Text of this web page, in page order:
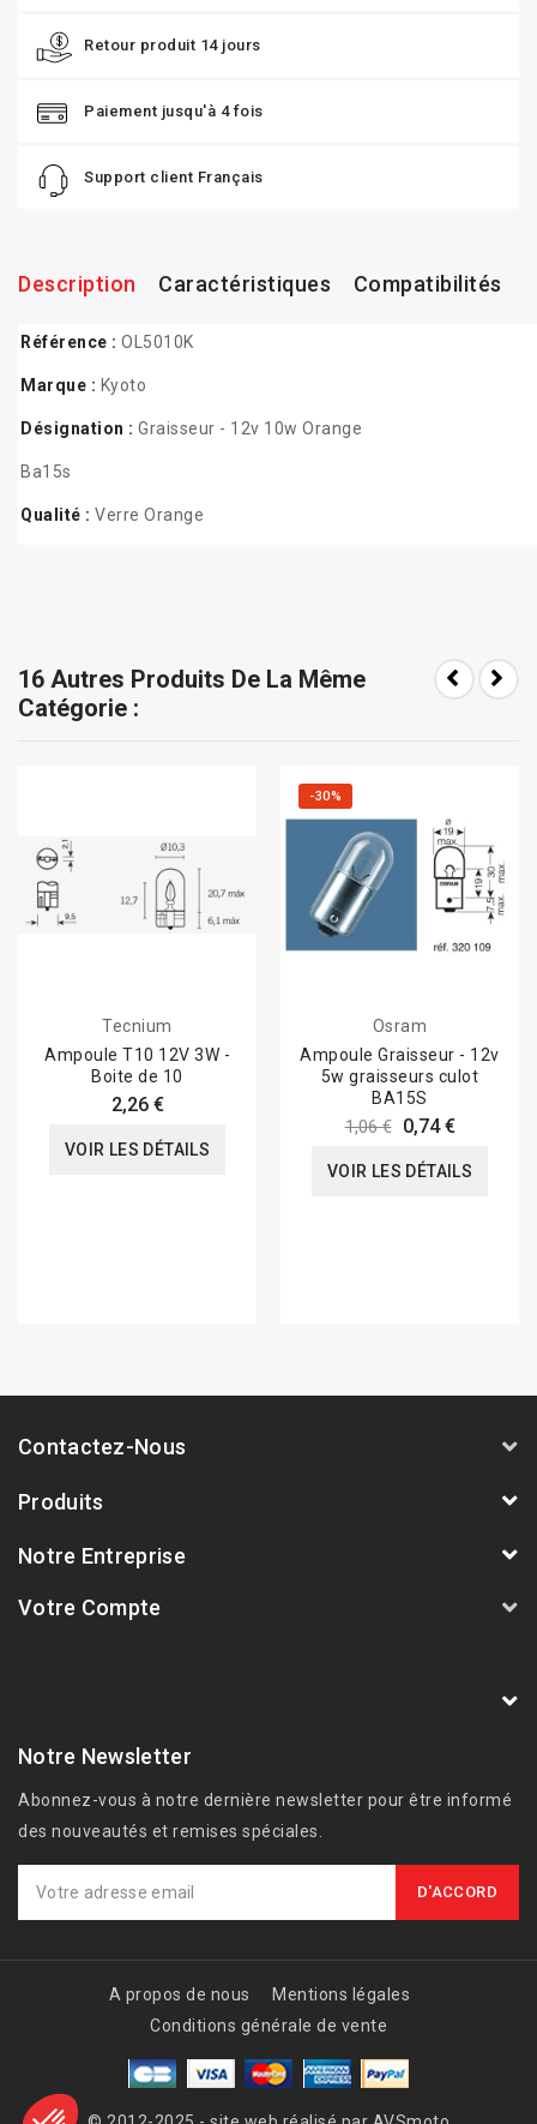
Retour produit 14 jours
Paiement jusqu'à 4 fois
Support client Français
Description Caractéristiques Compatibilités
Référence : OL5010K
Marque : Kyoto
Désignation : Graisseur - 12v 10w Orange
Ba15s
Qualité : Verre Orange
16 Autres Produits De La Même
Catégorie :
Tecnium
Ampoule T10 12V 3W -
Boite de 10
2,26 €
VOIR LES DÉTAILS
-30%
Osram
Ampoule Graisseur - 12v
5w graisseurs culot
BA15S
1,06 € 0,74 €
VOIR LES DÉTAILS
Contactez-Nous
Produits
Notre Entreprise
Votre Compte
Notre Newsletter
Abonnez-vous à notre dernière newsletter pour être informé
des nouveautés et remises spéciales.
A propos de nous
Mentions légales
Conditions générale de vente